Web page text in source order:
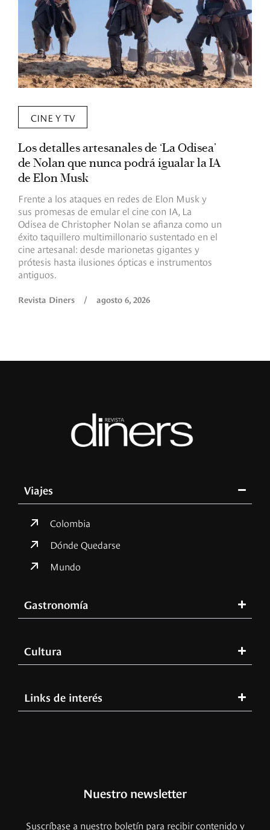
CINE Y TV
Los detalles artesanales de ‘La Odisea’
de Nolan que nunca podrá igualar la IA
de Elon Musk
Frente a los ataques en redes de Elon Musk y
sus promesas de emular el cine con IA, La
Odisea de Christopher Nolan se afianza como un
éxito taquillero multimillonario sustentado en el
cine artesanal: desde marionetas gigantes y
prótesis hasta ilusiones ópticas e instrumentos
antiguos.
Revista Diners / agosto 6, 2026
Viajes
Colombia
Dónde Quedarse
Mundo
Gastronomía
Cultura
Links de interés
Nuestro newsletter
Suscríbase a nuestro boletín para recibir contenido y